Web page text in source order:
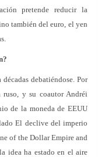
pretende reducir la
también del euro, el yen
debatiéndose. Por
y su coautor Andréi
de la moneda de EEUU
El declive del imperio
of the Dollar Empire and
idea ha estado en el aire